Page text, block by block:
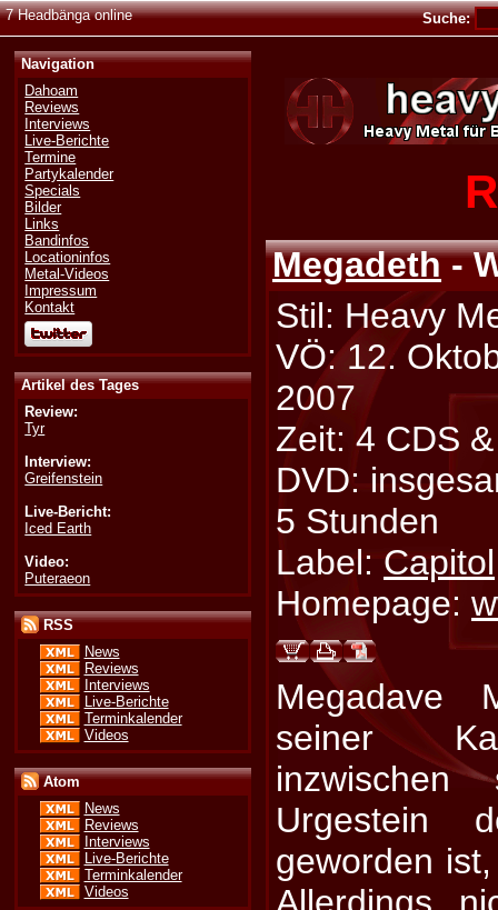
7 Headbänga online Suche:
Navigation
Dahoam
Reviews
Interviews
Live-Berichte
Termine
Partykalender
Specials
Bilder
Links
Bandinfos
Locationinfos
Metal-Videos
Impressum
Kontakt
Artikel des Tages
Review:
Tyr
Interview:
Greifenstein
Live-Bericht:
Iced Earth
Video:
Puteraeon
RSS
News
Reviews
Interviews
Live-Berichte
Terminkalender
Videos
Atom
News
Reviews
Interviews
Live-Berichte
Terminkalender
Videos
Megadeth-
Stil: Heavy
VÖ: 12.
2007
Zeit: 4 CDS
DVD:
5 Stunden
Label: Capitol
Homepage:
Megadave
seiner
Urgestein
geworden